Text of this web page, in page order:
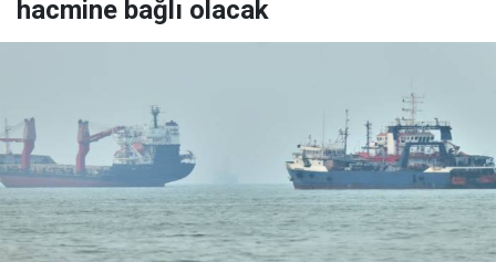
hacmine bağlı olacak